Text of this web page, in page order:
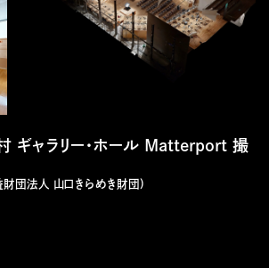
ギャラリー・ホール Matterport 撮
団法人 山口きらめき財団)